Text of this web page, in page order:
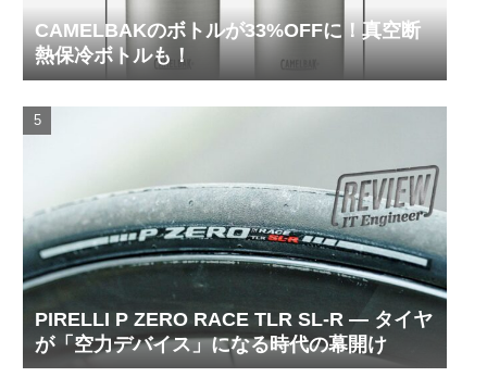
CAMELBAKのボトルが33%OFFに！真空断
熱保冷ボトルも！
PIRELLI P ZERO RACE TLR SL-R ― タイヤ
が「空力デバイス」になる時代の幕開け